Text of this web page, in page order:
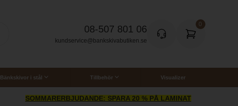
08-507 801 06
kundservice@bankskivabutiken.se
Bänkskivor i stål Tillbehör Visualizer
NYHET: IKEA HACK! CORIAN TILL BADRUM